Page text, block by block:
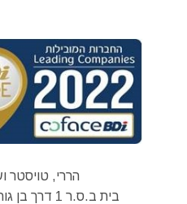
הררי, טויסטר
בית ב.ס.ר 1 דרך בן גוריון 2, רמת גן, 52573